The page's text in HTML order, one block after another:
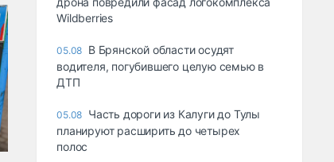
Wildberries
05.08 В Брянской области осудят
водителя, погубившего целую семью в
ДТП
05.08 Часть дороги из Калуги до Тулы
планируют расширить до четырех
полос